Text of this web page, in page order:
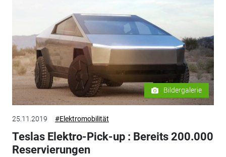
Bildergalerie
25.11.2019 #Elektromobilität
Teslas Elektro-Pick-up : Bereits 200.000
Reservierungen